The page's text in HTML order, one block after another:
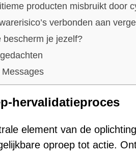
producten misbruikt door
verbonden aan
bescherm je jezelf?
hervalidatieproces
element van de
oproep tot actie.